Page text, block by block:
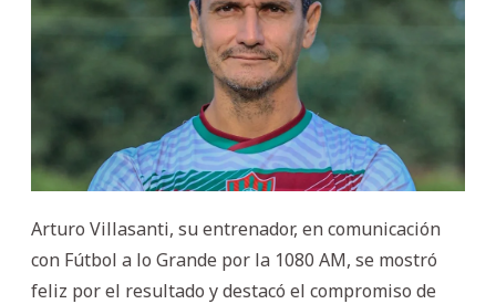
Arturo Villasanti, su entrenador, en comunicación
con Fútbol a lo Grande por la 1080 AM, se mostró
feliz por el resultado y destacó el compromiso de